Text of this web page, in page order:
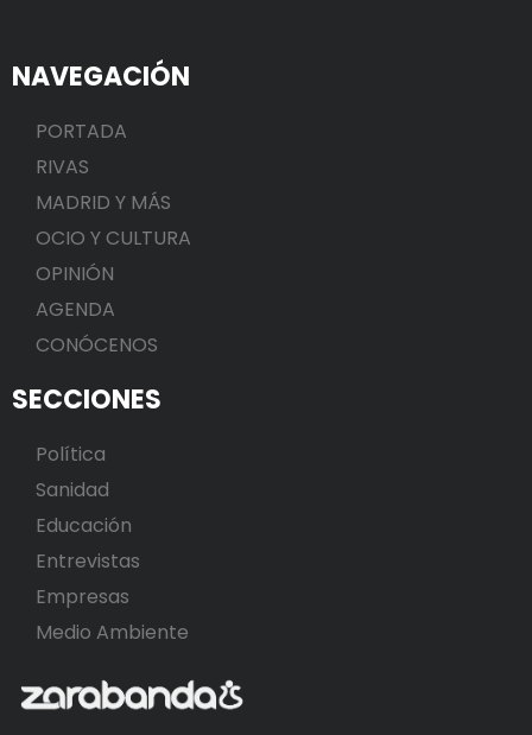
NAVEGACIÓN
PORTADA
RIVAS
MADRID Y MÁS
OCIO Y CULTURA
OPINIÓN
AGENDA
CONÓCENOS
SECCIONES
Política
Sanidad
Educación
Entrevistas
Empresas
Medio Ambiente